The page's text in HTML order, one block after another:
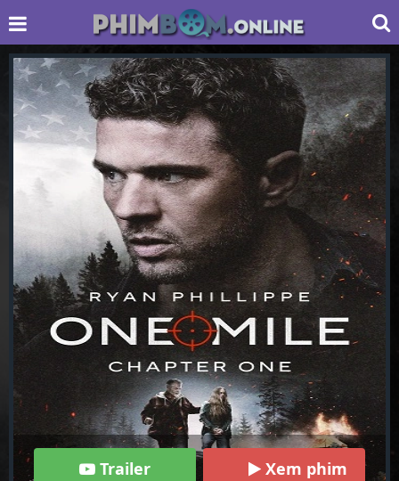
Trailer Xem phim